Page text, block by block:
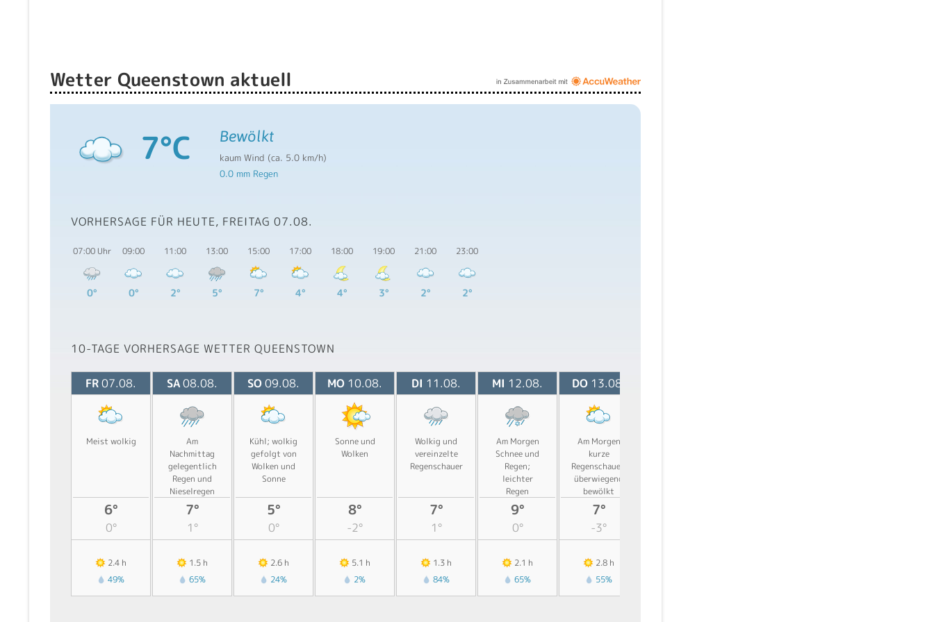
Wetter Queenstown aktuell
7°C Bewölkt
kaum Wind (ca. 5.0 km/h)
0.0 mm Regen
VORHERSAGE FÜR HEUTE, FREITAG 07.08.
07:00 Uhr 09:00 11:00 13:00 15:00 17:00 18:00 19:00 21:00 23:00
0° 0° 2° 5° 7° 4° 4° 3° 2° 2°
10-TAGE VORHERSAGE WETTER QUEENSTOWN
FR07.08.
Meist wolkig
6°
0°
2.4 h
49%
SA08.08.
Am
Nachmittag
gelegentlich
Regen und
Nieselregen
7°
1°
1.5 h
65%
SO09.08.
Kühl; wolkig
gefolgt von
Wolken und
Sonne
5°
0°
2.6 h
24%
MO 10.08.
Sonne und
Wolken
8°
-2°
5.1 h
2%
DI 11.08.
Wolkig und
vereinzelte
Regenschauer
7°
1°
1.3 h
84%
MI 12.08.
Am Morgen
Schnee und
Regen;
leichter
Regen
9°
0°
2.1 h
65%
DO 13.08.
Am Morgen
kurze
Regenschauer;
überwiegend
bewölkt
7°
-3°
2.8 h
55%